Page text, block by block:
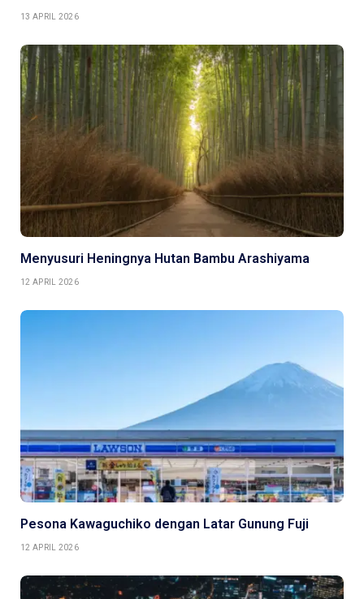
13 APRIL 2026
Menyusuri Heningnya Hutan Bambu Arashiyama
12 APRIL 2026
Pesona Kawaguchiko dengan Latar Gunung Fuji
12 APRIL 2026